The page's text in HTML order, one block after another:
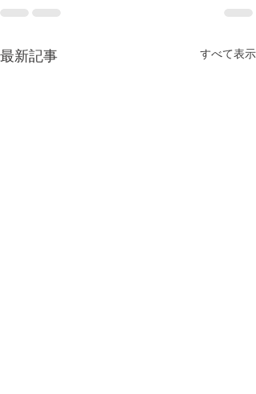
最新記事 すべて表示